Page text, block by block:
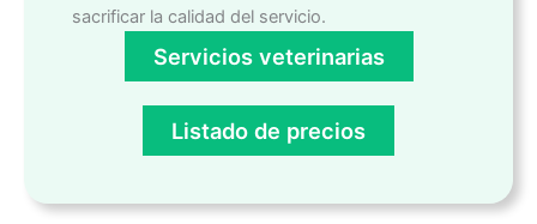
sacrificar la calidad del servicio.
Servicios veterinarias
Listado de precios